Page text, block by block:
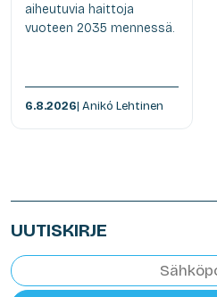
aiheutuvia haittoja
vuoteen 2035 mennessä.
6.8.2026| Anikó Lehtinen
UUTISKIRJE